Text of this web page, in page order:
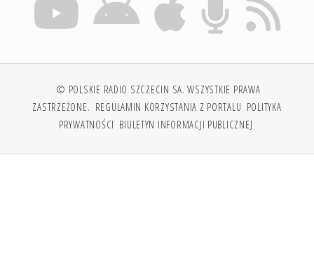
© POLSKIE RADIO SZCZECIN SA. WSZYSTKIE PRAWA
ZASTRZEŻONE. REGULAMIN KORZYSTANIA Z PORTALU POLITYKA
PRYWATNOŚCI BIULETYN INFORMACJI PUBLICZNEJ